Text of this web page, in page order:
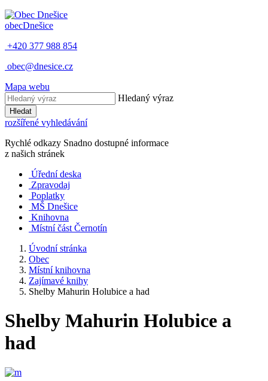
obecDnešice
+420 377 988 854
obec@dnesice.cz
Mapa webu
Hledaný výraz
Hledat
rozšířené vyhledávání
Rychlé odkazy Snadno dostupné informace
z našich stránek
Úřední deska
Zpravodaj
Poplatky
MŠ Dnešice
Knihovna
Místní část Černotín
Úvodní stránka
Obec
Místní knihovna
Zajímavé knihy
Shelby Mahurin Holubice a had
Shelby Mahurin Holubice a
had